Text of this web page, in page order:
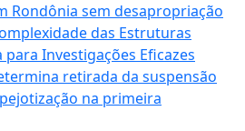
Rondônia sem desapropriação
das Estruturas
Investigações Eficazes
retirada da suspensão
na primeira